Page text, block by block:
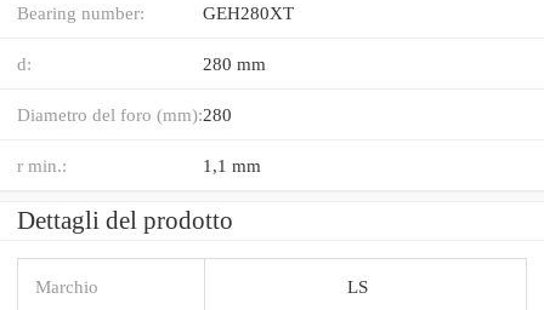
Bearing number: GEH280XT
d: 280 mm
Diametro del foro (mm):280
r min.: 1,1 mm
Dettagli del prodotto
Marchio LS